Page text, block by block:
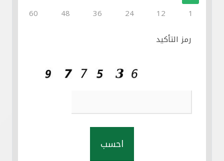
1
12
24
36
48
60
رمز التأكيد
احسب